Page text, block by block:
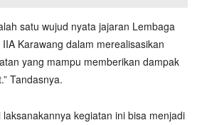
satu wujud nyata jajaran Lembaga
Karawang dalam merealisasikan
yang mampu memberikan dampak
Tandasnya.
kegiatan ini bisa menjadi